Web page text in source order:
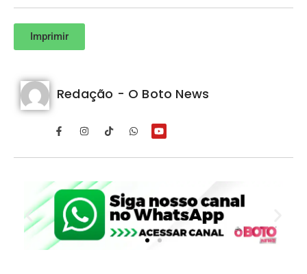
Imprimir
Redação - O Boto News